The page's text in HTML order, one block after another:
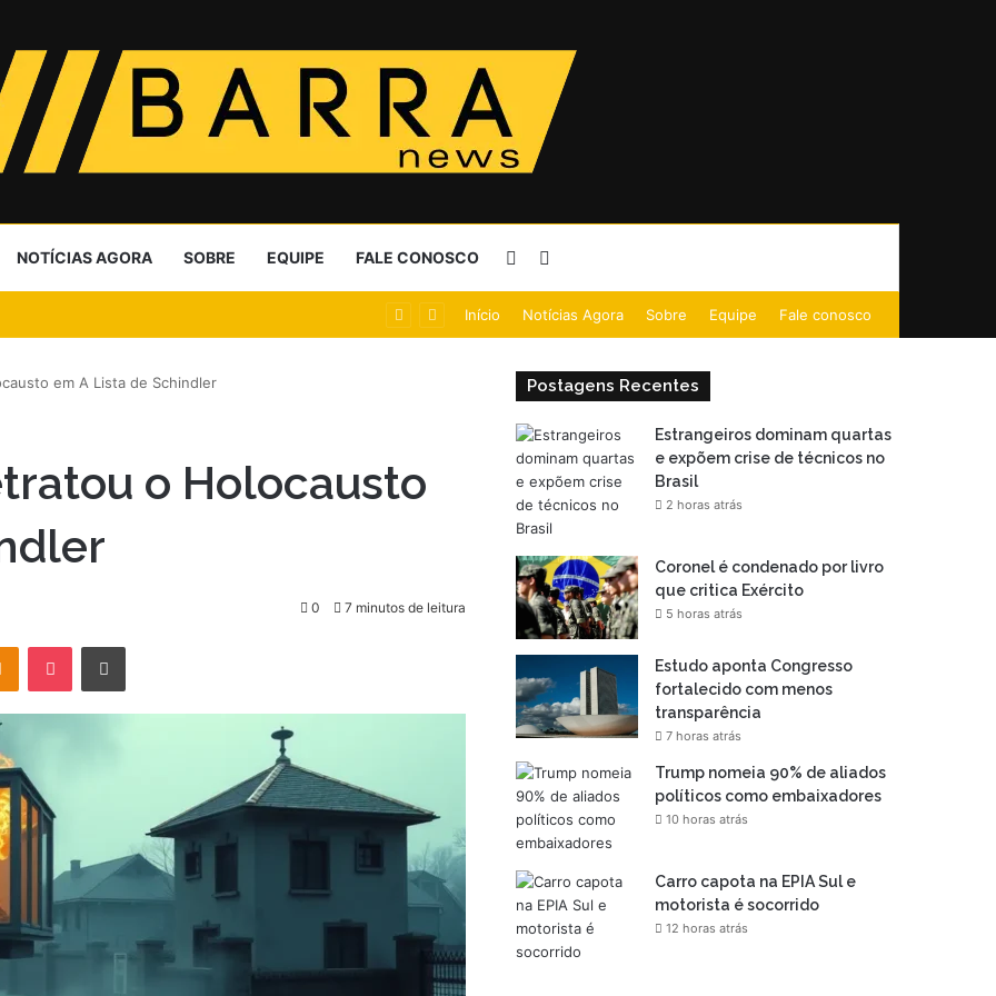
NOTÍCIAS AGORA SOBRE EQUIPE FALE CONOSCO Barra Lateral
com menos transparência Início Notícias Agora Sobre Equipe Fale conosco
em A Lista de Schindler
o Holocausto
0 7 minutos de leitura
OK Pocket Imprimir
Postagens Recentes
Estrangeiros dominam quartas
e expõem crise de técnicos no
Brasil
2 horas atrás
Coronel é condenado por livro
que critica Exército
5 horas atrás
Estudo aponta Congresso
fortalecido com menos
transparência
7 horas atrás
Trump nomeia 90% de aliados
políticos como embaixadores
10 horas atrás
Carro capota na EPIA Sul e
motorista é socorrido
12 horas atrás